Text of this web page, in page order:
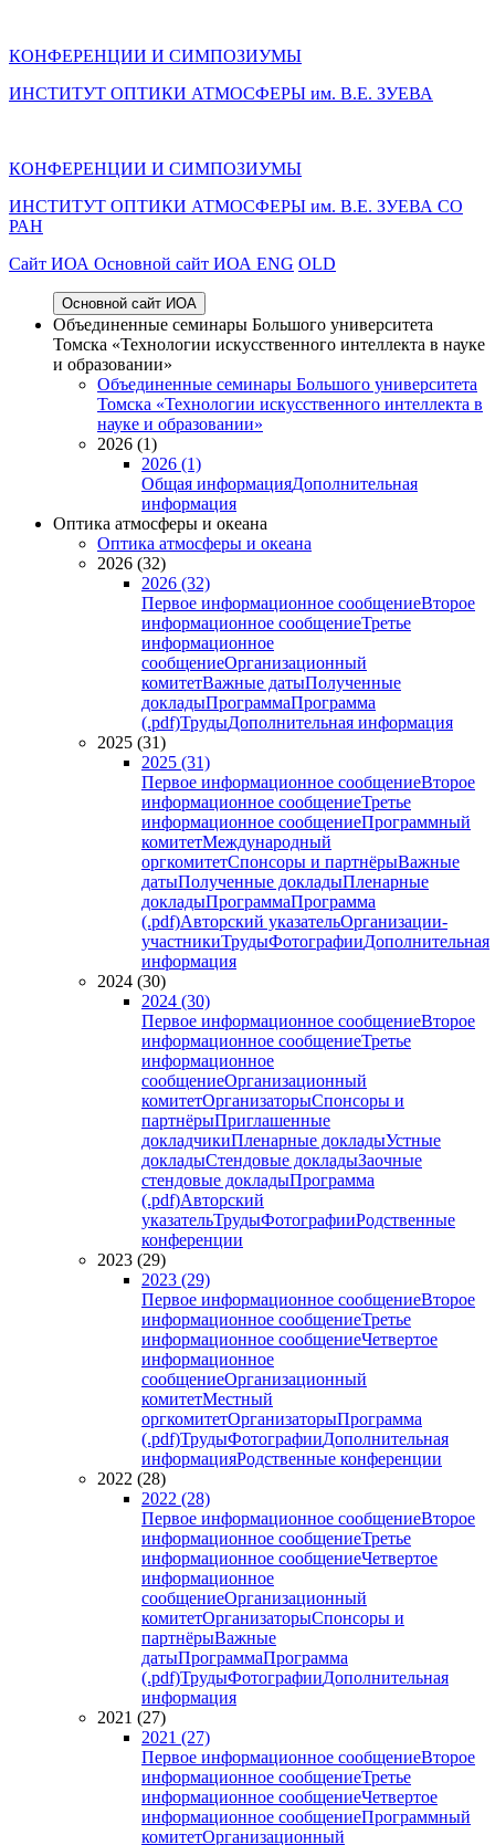
КОНФЕРЕНЦИИ И СИМПОЗИУМЫ
ИНСТИТУТ ОПТИКИ АТМОСФЕРЫ им. В.Е. ЗУЕВА
КОНФЕРЕНЦИИ И СИМПОЗИУМЫ
ИНСТИТУТ ОПТИКИ АТМОСФЕРЫ им. В.Е. ЗУЕВА СО
РАН
Cайт ИОА Основной сайт ИОА ENG OLD
Основной сайт ИОА
Объединенные семинары Большого университета
Томска «Технологии искусственного интеллекта в науке
и образовании»
Объединенные семинары Большого университета
Томска «Технологии искусственного интеллекта в
науке и образовании»
2026 (1)
2026 (1)
Общая информацияДополнительная
информация
Оптика атмосферы и океана
Оптика атмосферы и океана
2026 (32)
2026 (32)
Первое информационное сообщениеВторое
информационное сообщениеТретье
информационное
сообщениеОрганизационный
комитетВажные датыПолученные
докладыПрограммаПрограмма
(.pdf)ТрудыДополнительная информация
2025 (31)
2025 (31)
Первое информационное сообщениеВторое
информационное сообщениеТретье
информационное сообщениеПрограммный
комитетМеждународный
оргкомитетСпонсоры и партнёрыВажные
датыПолученные докладыПленарные
докладыПрограммаПрограмма
(.pdf)Авторский указательОрганизации-
участникиТрудыФотографииДополнительная
информация
2024 (30)
2024 (30)
Первое информационное сообщениеВторое
информационное сообщениеТретье
информационное
сообщениеОрганизационный
комитетОрганизаторыСпонсоры и
партнёрыПриглашенные
докладчикиПленарные докладыУстные
докладыСтендовые докладыЗаочные
стендовые докладыПрограмма
(.pdf)Авторский
указательТрудыФотографииРодственные
конференции
2023 (29)
2023 (29)
Первое информационное сообщениеВторое
информационное сообщениеТретье
информационное сообщениеЧетвертое
информационное
сообщениеОрганизационный
комитетМестный
оргкомитетОрганизаторыПрограмма
(.pdf)ТрудыФотографииДополнительная
информацияРодственные конференции
2022 (28)
2022 (28)
Первое информационное сообщениеВторое
информационное сообщениеТретье
информационное сообщениеЧетвертое
информационное
сообщениеОрганизационный
комитетОрганизаторыСпонсоры и
партнёрыВажные
датыПрограммаПрограмма
(.pdf)ТрудыФотографииДополнительная
информация
2021 (27)
2021 (27)
Первое информационное сообщениеВторое
информационное сообщениеТретье
информационное сообщениеЧетвертое
информационное сообщениеПрограммный
комитетОрганизационный